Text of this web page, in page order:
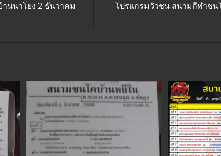
นนาโยง 2 ธันวาคม
โปรแกรมวัวชน สนามกีฬาชน